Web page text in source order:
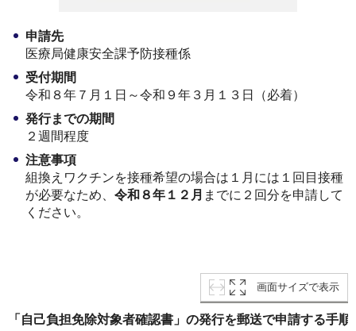
申請先
医療局健康安全課予防接種係
受付期間
令和８年７月１日～令和９年３月１３日（必着）
発行までの期間
２週間程度
注意事項
組換えワクチンを接種希望の場合は１月には１回目接種
が必要なため、 令和８年１２月 までに２回分を申請して
ください。
画面サイズで表示
「自己負担免除対象者確認書」の発行を郵送で申請する手順